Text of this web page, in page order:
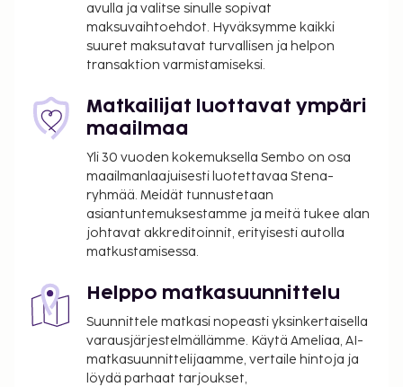
Maksu buffetaamiaisesta: noin 10–20 EUR per
henkilö
Lentokenttäkuljetusmaksu: 70.00 EUR per
ajoneuvo (yhteen suuntaan, korkeintaan 2
henkilöä)
Myöhäinen uloskirjautuminen on saatavilla
lisämaksusta (saatavuuden mukaan)
Yllä oleva luettelo ei ehkä kata kaikkea. Maksut ja
takuumaksut eivät välttämättä sisällä veroja, ja ne
saattavat muuttua.
Hierontapalvelut ja kylpylähoidot tulee varata
majoituspaikkaan yhteyttä ennen saapumista
soittamalla varausvahvistuksessa olevaan
numeroon.
Lapsia, jotka ovat 17 vuoden tai nuorempia, ei
saa tuoda tähän vain aikuisille tarkoitettuun
avulla ja valitse sinulle sopivat
maksuvaihtoehdot. Hyväksymme kaikki
suuret maksutavat turvallisen ja helpon
transaktion varmistamiseksi.
Matkailijat luottavat ympäri
maailmaa
Yli 30 vuoden kokemuksella Sembo on osa
maailmanlaajuisesti luotettavaa Stena-
ryhmää. Meidät tunnustetaan
asiantuntemuksestamme ja meitä tukee alan
johtavat akkreditoinnit, erityisesti autolla
matkustamisessa.
Helppo matkasuunnittelu
Suunnittele matkasi nopeasti yksinkertaisella
varausjärjestelmällämme. Käytä Ameliaa, AI-
matkasuunnittelijaamme, vertaile hintoja ja
löydä parhaat tarjoukset,